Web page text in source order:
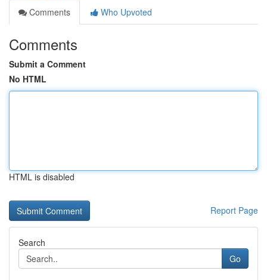
Comments
Who Upvoted
Comments
Submit a Comment
No HTML
HTML is disabled
Report Page
Search
Go